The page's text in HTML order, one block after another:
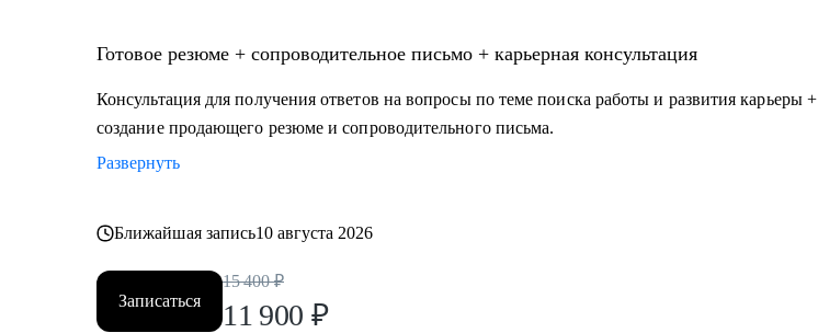
• логистика, ВЭД
• маркетинг, PR
• психология
• склад
Жизнь слишком коротка для нелюбимой работы, записывайтесь!
Готовое резюме + сопроводительное письмо + карьерная консультация
Консультация для получения ответов на вопросы по теме поиска работы и развития карьеры +
создание продающего резюме и сопроводительного письма.
Развернуть
Ближайшая запись10 августа 2026
Записаться
15 400 ₽
11 900 ₽